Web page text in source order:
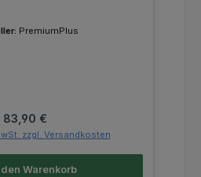
PremiumPlus
Regulärer Preis:
83,90 €
zzgl. Versandkosten
den Warenkorb